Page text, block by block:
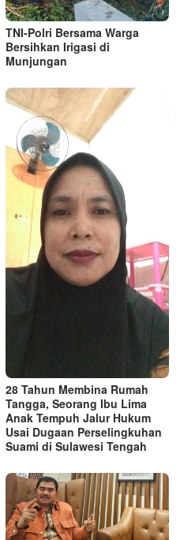
TNI-Polri Bersama Warga
Bersihkan Irigasi di
Munjungan
28 Tahun Membina Rumah
Tangga, Seorang Ibu Lima
Anak Tempuh Jalur Hukum
Usai Dugaan Perselingkuhan
Suami di Sulawesi Tengah